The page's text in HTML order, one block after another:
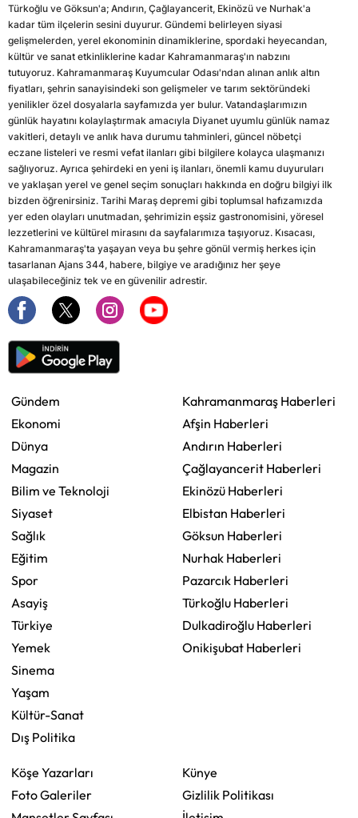
Türkoğlu ve Göksun'a; Andırın, Çağlayancerit, Ekinözü ve Nurhak'a
kadar tüm ilçelerin sesini duyurur. Gündemi belirleyen siyasi
gelişmelerden, yerel ekonominin dinamiklerine, spordaki heyecandan,
kültür ve sanat etkinliklerine kadar Kahramanmaraş'ın nabzını
tutuyoruz. Kahramanmaraş Kuyumcular Odası'ndan alınan anlık altın
fiyatları, şehrin sanayisindeki son gelişmeler ve tarım sektöründeki
yenilikler özel dosyalarla sayfamızda yer bulur. Vatandaşlarımızın
günlük hayatını kolaylaştırmak amacıyla Diyanet uyumlu günlük namaz
vakitleri, detaylı ve anlık hava durumu tahminleri, güncel nöbetçi
eczane listeleri ve resmi vefat ilanları gibi bilgilere kolayca ulaşmanızı
sağlıyoruz. Ayrıca şehirdeki en yeni iş ilanları, önemli kamu duyuruları
ve yaklaşan yerel ve genel seçim sonuçları hakkında en doğru bilgiyi ilk
bizden öğrenirsiniz. Tarihi Maraş depremi gibi toplumsal hafızamızda
yer eden olayları unutmadan, şehrimizin eşsiz gastronomisini, yöresel
lezzetlerini ve kültürel mirasını da sayfalarımıza taşıyoruz. Kısacası,
Kahramanmaraş'ta yaşayan veya bu şehre gönül vermiş herkes için
tasarlanan Ajans 344, habere, bilgiye ve aradığınız her şeye
ulaşabileceğiniz tek ve en güvenilir adrestir.
Gündem
Ekonomi
Dünya
Magazin
Bilim ve Teknoloji
Siyaset
Sağlık
Eğitim
Spor
Asayiş
Türkiye
Yemek
Sinema
Yaşam
Kültür-Sanat
Dış Politika
Kahramanmaraş Haberleri
Afşin Haberleri
Andırın Haberleri
Çağlayancerit Haberleri
Ekinözü Haberleri
Elbistan Haberleri
Göksun Haberleri
Nurhak Haberleri
Pazarcık Haberleri
Türkoğlu Haberleri
Dulkadiroğlu Haberleri
Onikişubat Haberleri
Köşe Yazarları
Foto Galeriler
Künye
Gizlilik Politikası